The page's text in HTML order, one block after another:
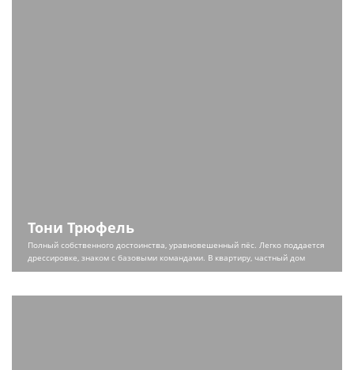
Тони Трюфель
Полный собственного достоинства, уравновешенный пёс. Легко поддается
дрессировке, знаком с базовыми командами. В квартиру, частный дом